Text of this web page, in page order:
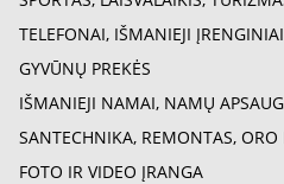
TELEFONAI, IŠMANIEJI ĮRENGINIAI
GYVŪNŲ PREKĖS
IŠMANIEJI NAMAI, NAMŲ
SANTECHNIKA, REMONTAS, ORO
FOTO IR VIDEO ĮRANGA